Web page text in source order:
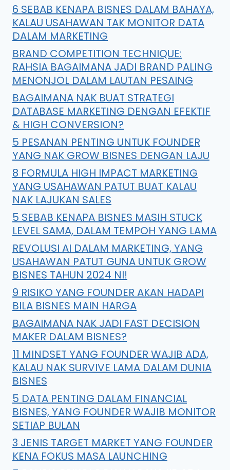
6 SEBAB KENAPA BISNES DALAM BAHAYA,
KALAU USAHAWAN TAK MONITOR DATA
DALAM MARKETING
BRAND COMPETITION TECHNIQUE:
RAHSIA BAGAIMANA JADI BRAND PALING
MENONJOL DALAM LAUTAN PESAING
BAGAIMANA NAK BUAT STRATEGI
DATABASE MARKETING DENGAN EFEKTIF
& HIGH CONVERSION?
5 PESANAN PENTING UNTUK FOUNDER
YANG NAK GROW BISNES DENGAN LAJU
8 FORMULA HIGH IMPACT MARKETING
YANG USAHAWAN PATUT BUAT KALAU
NAK LAJUKAN SALES
5 SEBAB KENAPA BISNES MASIH STUCK
LEVEL SAMA, DALAM TEMPOH YANG LAMA
REVOLUSI AI DALAM MARKETING, YANG
USAHAWAN PATUT GUNA UNTUK GROW
BISNES TAHUN 2024 NI!
9 RISIKO YANG FOUNDER AKAN HADAPI
BILA BISNES MAIN HARGA
BAGAIMANA NAK JADI FAST DECISION
MAKER DALAM BISNES?
11 MINDSET YANG FOUNDER WAJIB ADA,
KALAU NAK SURVIVE LAMA DALAM DUNIA
BISNES
5 DATA PENTING DALAM FINANCIAL
BISNES, YANG FOUNDER WAJIB MONITOR
SETIAP BULAN
3 JENIS TARGET MARKET YANG FOUNDER
KENA FOKUS MASA LAUNCHING